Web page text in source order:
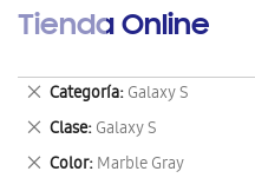
Tienda Online
Categoría Galaxy S
Eliminar
este
artículo
Clase Galaxy S
Eliminar
este
Color Marble Gray
Eliminar